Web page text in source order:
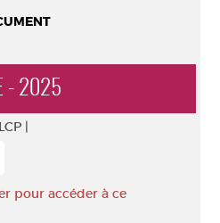
- 2025
|
pour accéder à ce